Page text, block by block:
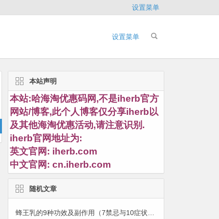
设置菜单
设置菜单
本站声明
本站:哈海淘优惠码网,不是iherb官方
网站/博客,此个人博客仅分享iherb以
及其他海淘优惠活动,请注意识别.
iherb官网地址为:
英文官网: iherb.com
中文官网: cn.iherb.com
随机文章